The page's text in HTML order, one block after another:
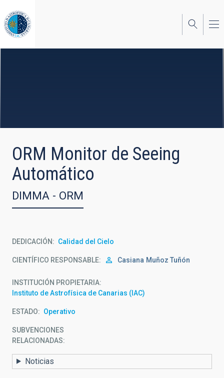
al
contenido
principal
ORM Monitor de Seeing
Automático
DIMMA - ORM
DEDICACIÓN Calidad del Cielo
CIENTÍFICO RESPONSABLE Casiana Muñoz Tuñón
INSTITUCIÓN PROPIETARIA
Instituto de Astrofísica de Canarias (IAC)
ESTADO Operativo
SUBVENCIONES
RELACIONADAS:
Noticias